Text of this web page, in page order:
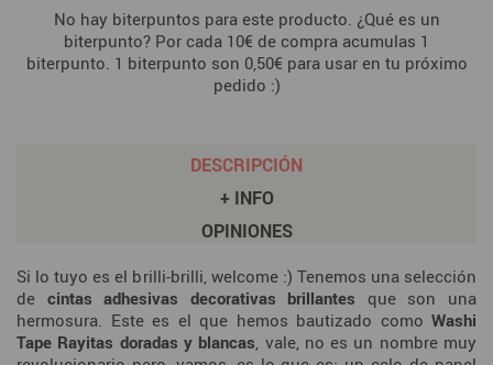
No hay biterpuntos para este producto. ¿Qué es un
biterpunto? Por cada 10€ de compra acumulas 1
biterpunto. 1 biterpunto son 0,50€ para usar en tu próximo
pedido :)
DESCRIPCIÓN
+ INFO
OPINIONES
Si lo tuyo es el brilli-brilli, welcome :) Tenemos una selección
de cintas adhesivas decorativas brillantes que son una
hermosura. Este es el que hemos bautizado como Washi
Tape Rayitas doradas y blancas, vale, no es un nombre muy